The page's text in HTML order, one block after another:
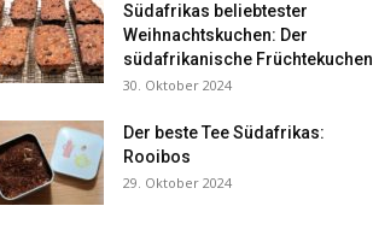
Südafrikas beliebtester
Weihnachtskuchen: Der
südafrikanische Früchtekuchen
30. Oktober 2024
Der beste Tee Südafrikas:
Rooibos
29. Oktober 2024